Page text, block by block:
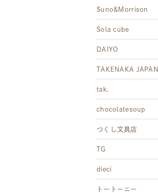
Suno&Morrison
Sola cube
DAIYO
TAKENAKA JAPAN
tak.
chocolatesoup
つくし文具店
TG
dieci
トートーニー